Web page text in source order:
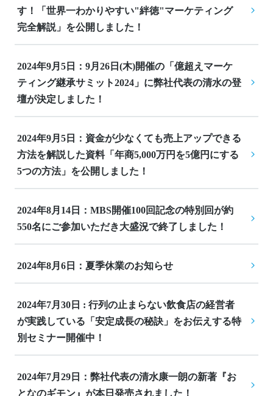
す！「世界一わかりやすい"絆徳"マーケティング
完全解説」を公開しました！
2024年9月5日：9月26日(木)開催の「億超えマーケ
ティング継承サミット2024」に弊社代表の清水の登
壇が決定しました！
2024年9月5日：資金が少なくても売上アップできる
方法を解説した資料「年商5,000万円を5億円にする
5つの方法」を公開しました！
2024年8月14日：MBS開催100回記念の特別回が約
550名にご参加いただき大盛況で終了しました！
2024年8月6日：夏季休業のお知らせ
2024年7月30日 : 行列の止まらない飲食店の経営者
が実践している「安定成長の秘訣」をお伝えする特
別セミナー開催中！
2024年7月29日：弊社代表の清水康一朗の新著『お
となのギモン』が本日発売されました！